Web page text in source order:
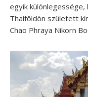
egyik
Thaiföldön született
Chao Phraya Nikorn